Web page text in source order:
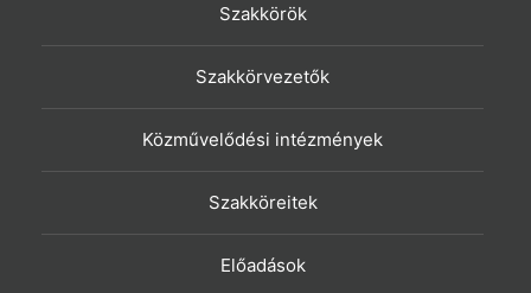
Szakkörök
Szakkörvezetők
Közművelődési intézmények
Szakköreitek
Előadások